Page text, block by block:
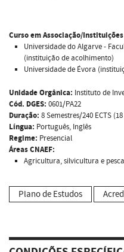
Curso em Associação/
Universidade do Algarve -
(instituição de acolhimento)
Universidade de Évora
Unidade Orgânica: Instituto de
Cód. DGES: 0601/PA22
Duração: 8 Semestres/240 ECTS
Língua: Português, Inglês
Regime: Presencial
Áreas CNAEF:
Agricultura, silvicultura e
Plano de Estudos